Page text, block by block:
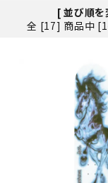
ニー)
ド)
[ 並び順
全 [17] 商品中